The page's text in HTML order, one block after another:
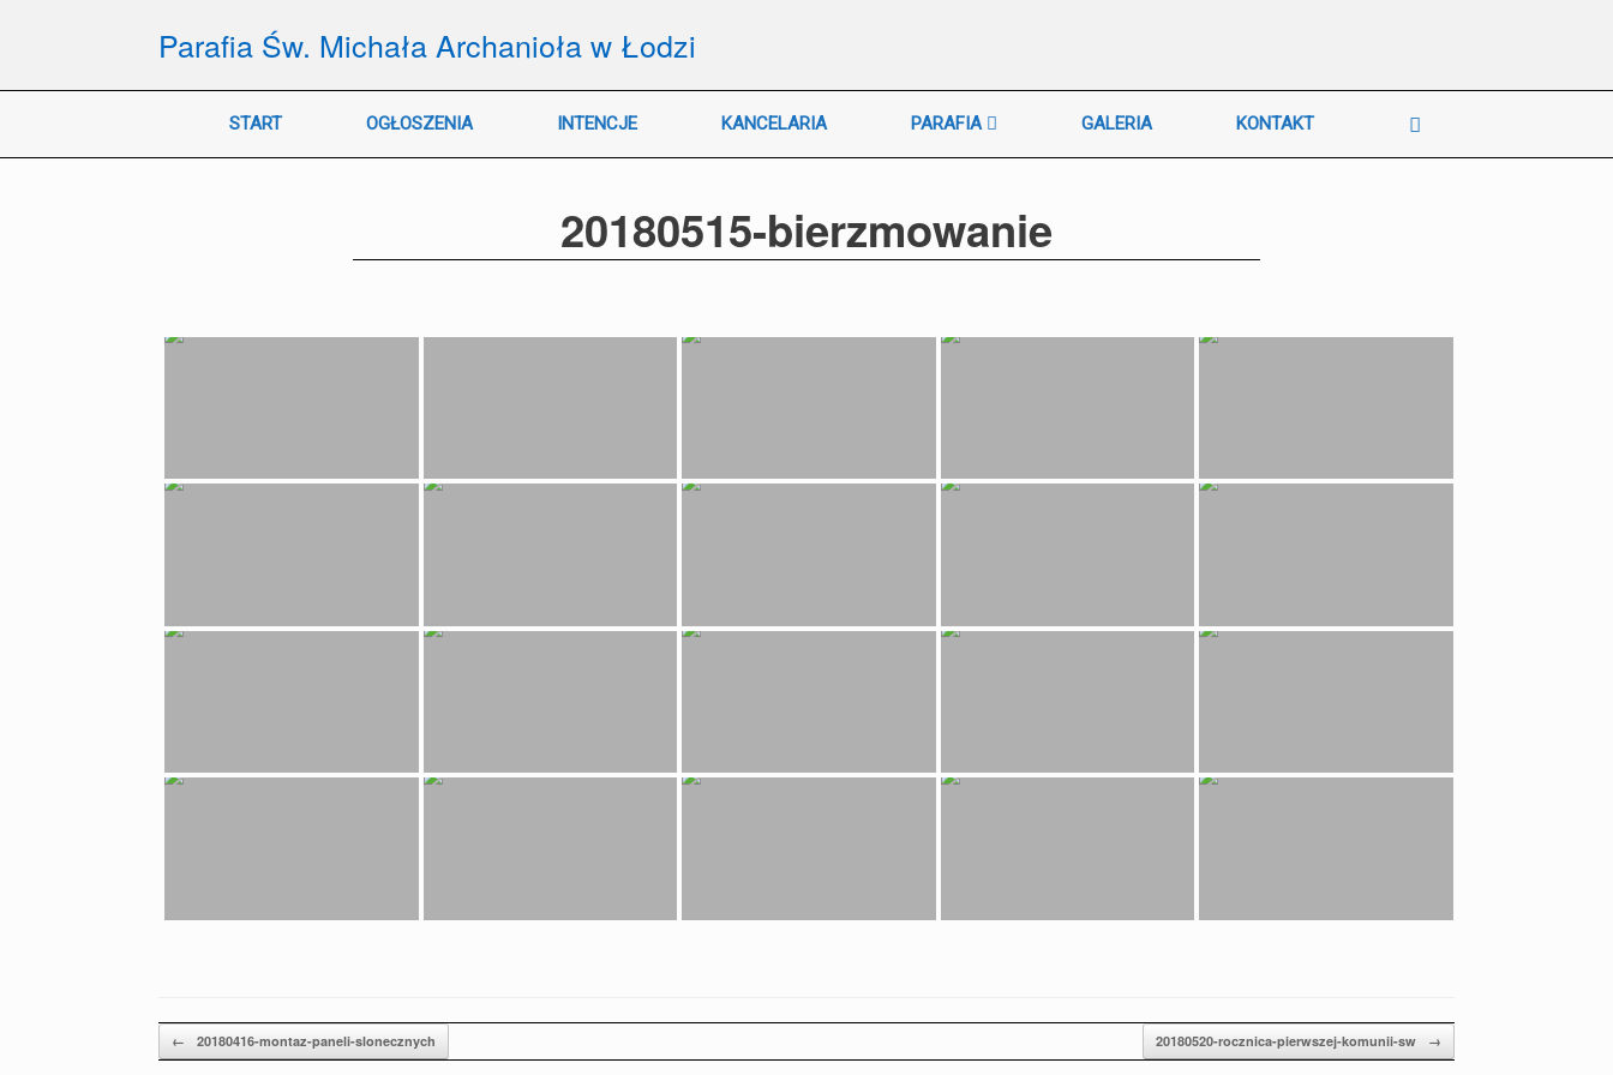
Parafia Św. Michała Archanioła w Łodzi
START OGŁOSZENIA INTENCJE KANCELARIA PARAFIA GALERIA KONTAKT
20180515-bierzmowanie
Post navigation
← 20180416-montaz-paneli-slonecznych 20180520-rocznica-pierwszej-komunii-sw →